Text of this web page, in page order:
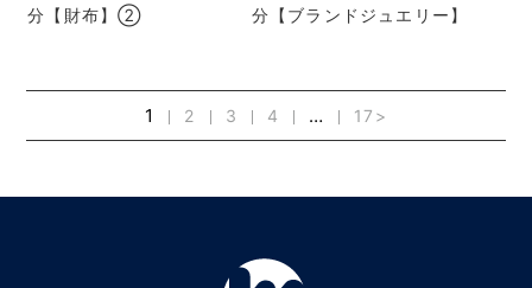
分【財布】②
分【ブランドジュエリー】
1 2 3 4 … 17 >